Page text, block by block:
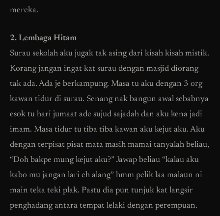
mereka.
2. Lembaga Hitam
Surau sekolah aku jugak tak asing dari kisah kisah mistik.
Korang jangan ingat kat surau dengan masjid diorang
tak ada. Ada je berkampung. Masa tu aku dengan 3 org
kawan tidur di surau. Senang nak bangun awal sebabnya
esok tu hari jumaat ade sujud sajadah dan aku kena jadi
imam. Masa tidur tu tiba tiba kawan aku kejut aku. Aku
dengan terpisat pisat mata masih mamai tanyalah beliau,
“Doh bakpe mung kejut aku?” Jawap beliau “kalau aku
kabo mu jangan lari eh alang” hmm pelik laa malaun ni
main teka teki plak. Pastu dia pun tunjuk kat langsir
penghadang antara tempat lelaki dengan perempuan.